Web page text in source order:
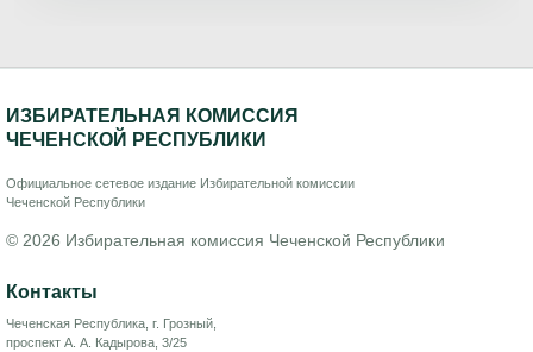
ИЗБИРАТЕЛЬНАЯ КОМИССИЯ
ЧЕЧЕНСКОЙ РЕСПУБЛИКИ
Официальное сетевое издание Избирательной комиссии
Чеченской Республики
© 2026 Избирательная комиссия Чеченской Республики
Контакты
Чеченская Республика, г. Грозный,
проспект А. А. Кадырова, 3/25